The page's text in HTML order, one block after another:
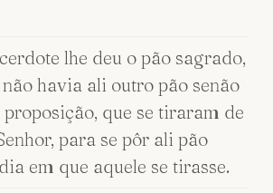
lhe deu o pão sagrado,
havia ali outro pão senão
proposição, que se tiraram de
para se pôr ali pão
em que aquele se tirasse.